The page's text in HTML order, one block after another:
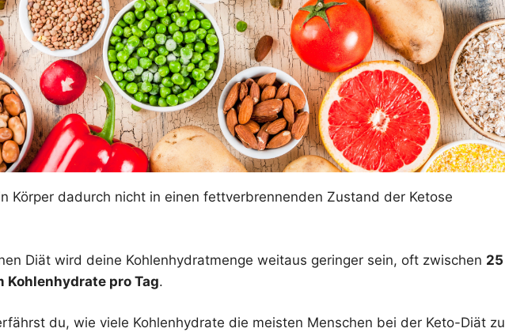
Körper dadurch nicht in einen fettverbrennenden Zustand der Ketose
Diät wird deine Kohlenhydratmenge weitaus geringer sein, oft zwischen 25
Kohlenhydrate pro Tag.
du, wie viele Kohlenhydrate die meisten Menschen bei der Keto-Diät zu